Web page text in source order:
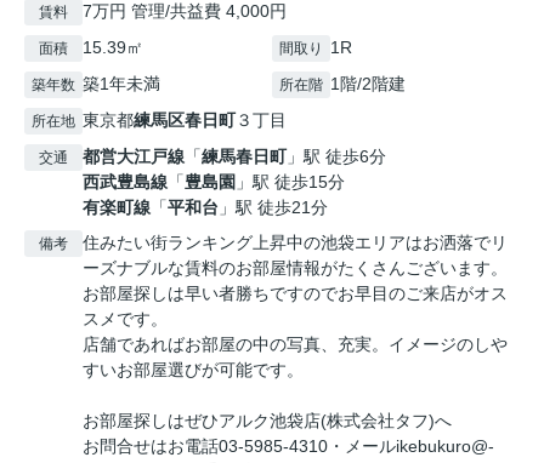
賃料 7万円 管理/共益費 4,000円
面積 15.39㎡ 間取り 1R
築年数 築1年未満 所在階 1階/2階建
所在地 東京都練馬区春日町３丁目
交通 都営大江戸線 「練馬春日町」駅 徒歩6分
西武豊島線 「豊島園 」駅 徒歩15分
有楽町線 「平和台 」駅 徒歩21分
備考
住みたい街ランキング上昇中の池袋エリアはお洒落でリ
ーズナブルな賃料のお部屋情報がたくさんございます。
お部屋探しは早い者勝ちですのでお早目のご来店がオス
スメです。
店舗であればお部屋の中の写真、充実。イメージのしや
すいお部屋選びが可能です。
お部屋探しはぜひアルク池袋店(株式会社タフ)へ
お問合せはお電話03-5985-4310・メールikebukuro@-